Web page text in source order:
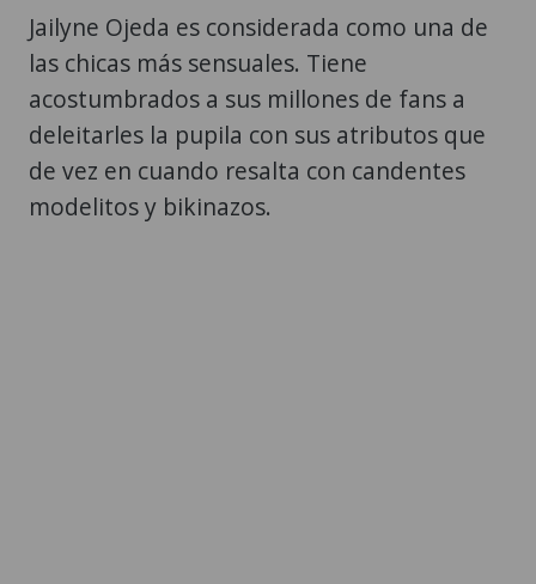
Jailyne Ojeda es considerada como una de
las chicas más sensuales. Tiene
acostumbrados a sus millones de fans a
deleitarles la pupila con sus atributos que
de vez en cuando resalta con candentes
modelitos y bikinazos.